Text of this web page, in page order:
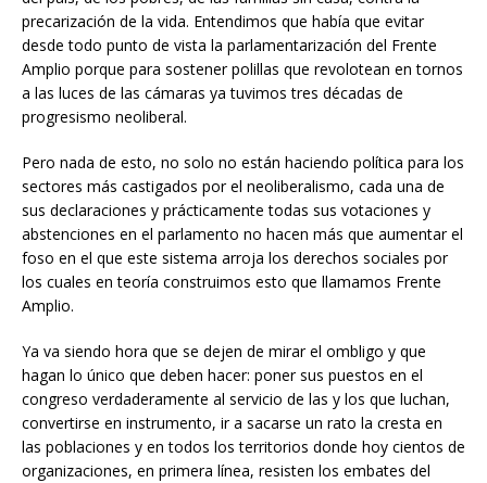
precarización de la vida. Entendimos que había que evitar
desde todo punto de vista la parlamentarización del Frente
Amplio porque para sostener polillas que revolotean en tornos
a las luces de las cámaras ya tuvimos tres décadas de
progresismo neoliberal.
Pero nada de esto, no solo no están haciendo política para los
sectores más castigados por el neoliberalismo, cada una de
sus declaraciones y prácticamente todas sus votaciones y
abstenciones en el parlamento no hacen más que aumentar el
foso en el que este sistema arroja los derechos sociales por
los cuales en teoría construimos esto que llamamos Frente
Amplio.
Ya va siendo hora que se dejen de mirar el ombligo y que
hagan lo único que deben hacer: poner sus puestos en el
congreso verdaderamente al servicio de las y los que luchan,
convertirse en instrumento, ir a sacarse un rato la cresta en
las poblaciones y en todos los territorios donde hoy cientos de
organizaciones, en primera línea, resisten los embates del